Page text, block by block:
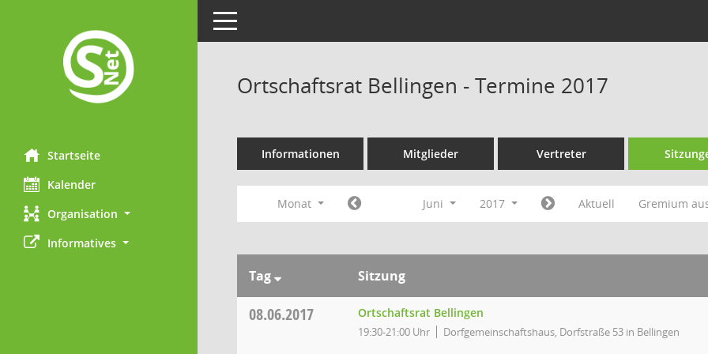
Startseite
Kalender
Organisation
Informatives
Toggle navigation
Ortschaftsrat Bellingen - Termine 2017
Informationen Mitglieder Vertreter
Monat Juni 2017 Aktuell Gremium
Tag Sitzung
08.06.2017 Ortschaftsrat Bellingen
19:30-21:00 Uhr Dorfgemeinschaftshaus, Dorfstraße 53 in Bellingen